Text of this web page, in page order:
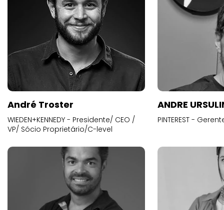
André Troster
WIEDEN+KENNEDY - Presidente/ CEO /
VP/ Sócio Proprietário/C-level
ANDRE
PINTEREST -